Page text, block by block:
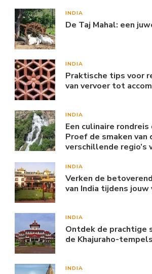
INDIA
De Taj Mahal: een
INDIA
Praktische tips voor
van vervoer tot
INDIA
Een culinaire rondreis
Proef de smaken van
verschillende regio’s
INDIA
Verken de
van India tijdens jouw
INDIA
Ontdek de prachtige
de Khajuraho-tempels
INDIA